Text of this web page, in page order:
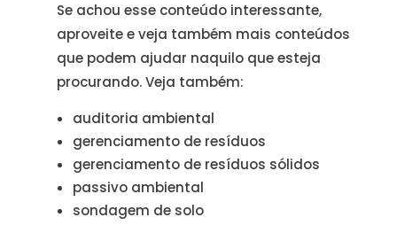
Se achou esse conteúdo interessante,
aproveite e veja também mais conteúdos
que podem ajudar naquilo que esteja
procurando. Veja também:
auditoria ambiental
gerenciamento de resíduos
gerenciamento de resíduos sólidos
passivo ambiental
sondagem de solo